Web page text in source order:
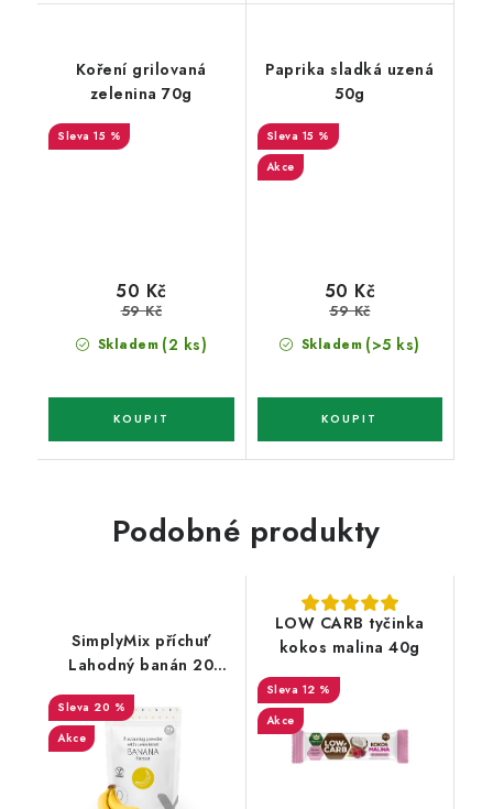
Koření grilovaná
zelenina 70g
15 %
Skladem (2 ks)
50 Kč
59 Kč
Paprika sladká uzená
50g
15 %
Akce
Skladem (>5 ks)
50 Kč
59 Kč
Podobné produkty
SimplyMix příchuť
Lahodný banán 20
20 %
Akce
LOW CARB tyčinka
kokos malina 40g
12 %
Akce